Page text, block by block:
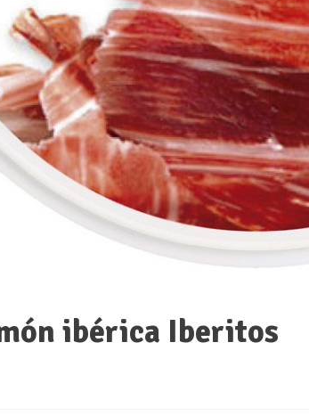
ibérica Iberitos